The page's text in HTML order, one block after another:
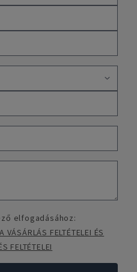
elfogadásához:
A VÁSÁRLÁS FELTÉTELEI ÉS
FELTÉTELEI